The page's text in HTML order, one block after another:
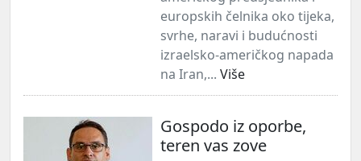
europskih čelnika oko tijeka,
svrhe, naravi i budućnosti
izraelsko-američkog napada
na Iran,... Više
Gospodo iz oporbe,
teren vas zove